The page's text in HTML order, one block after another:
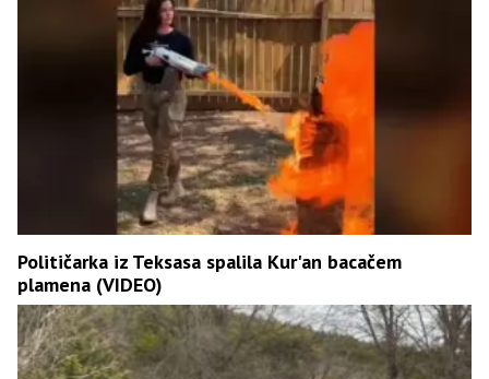
Političarka iz Teksasa spalila Kur'an bacačem
plamena (VIDEO)